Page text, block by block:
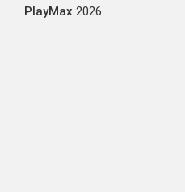
PlayMax 2026